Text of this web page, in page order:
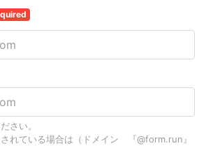
さい。
れている場合は（ドメイン 『@form.run』